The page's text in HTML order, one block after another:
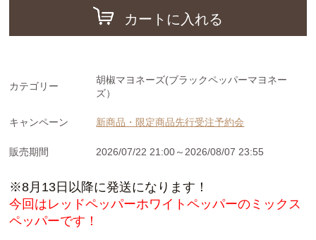
カートに入れる
カテゴリー
胡椒マヨネーズ(ブラックペッパーマヨネー
ズ）
キャンペーン 新商品・限定商品先行受注予約会
販売期間 2026/07/22 21:00～2026/08/07 23:55
※8月13日以降に発送になります！
今回はレッドペッパーホワイトペッパーのミックス
ペッパーです！